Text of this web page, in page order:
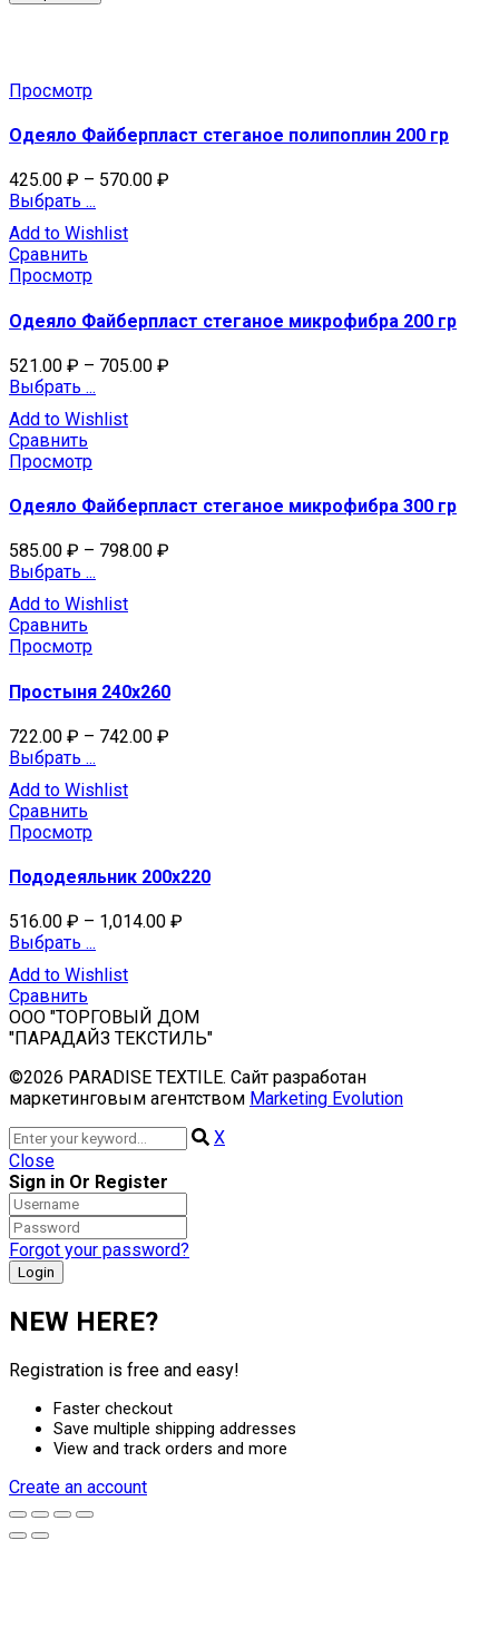
Просмотр
Одеяло Файберпласт стеганое полипоплин 200 гр
425.00 ₽ – 570.00 ₽
Выбрать ...
Add to Wishlist
Сравнить
Просмотр
Одеяло Файберпласт стеганое микрофибра 200 гр
521.00 ₽ – 705.00 ₽
Выбрать ...
Add to Wishlist
Сравнить
Просмотр
Одеяло Файберпласт стеганое микрофибра 300 гр
585.00 ₽ – 798.00 ₽
Выбрать ...
Add to Wishlist
Сравнить
Просмотр
Простыня 240х260
722.00 ₽ – 742.00 ₽
Выбрать ...
Add to Wishlist
Сравнить
Просмотр
Пододеяльник 200х220
516.00 ₽ – 1,014.00 ₽
Выбрать ...
Add to Wishlist
Сравнить
ООО "ТОРГОВЫЙ ДОМ
"ПАРАДАЙЗ ТЕКСТИЛЬ"
©2026 PARADISE TEXTILE. Сайт разработан
маркетинговым агентством Marketing Evolution
X
Close
Sign in Or Register
Forgot your password?
NEW HERE?
Registration is free and easy!
Faster checkout
Save multiple shipping addresses
View and track orders and more
Create an account